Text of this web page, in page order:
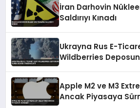
İran Darhovin
Saldırıyı Kınadı
Ukrayna Rus E-
Wildberries
Apple M2 ve M3
Ancak Piyasaya